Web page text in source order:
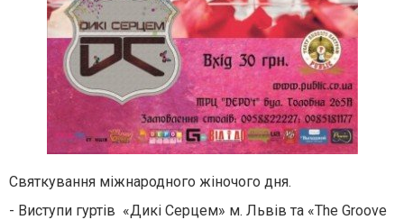
Святкування міжнародного жіночого дня.
- Виступи гуртів «Дикі Серцем» м. Львів та «The Groove